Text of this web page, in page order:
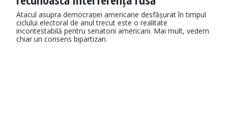
Atacul asupra democrației americane desfășurat în timpul
ciclului electoral de anul trecut este o realitate
incontestabilă pentru senatorii americani. Mai mult, vedem
chiar un consens bipartizan.